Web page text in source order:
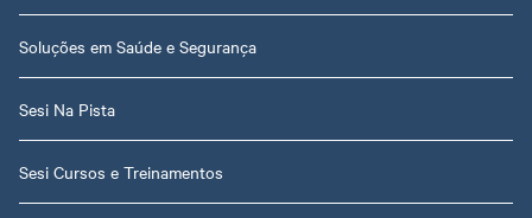
Soluções em Saúde e Segurança
Sesi Na Pista
Sesi Cursos e Treinamentos